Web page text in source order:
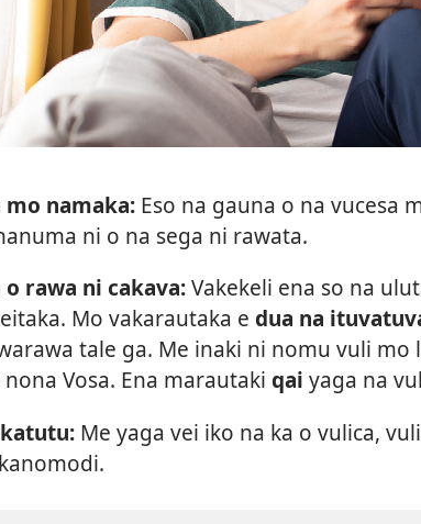
mo namaka: Eso na gauna o na vucesa
ni o na sega ni rawata.
o rawa ni cakava:Vakekeli ena so na
Mo vakarautaka e dua na
tale ga. Me inaki ni nomu vuli mo
nona Vosa. Ena marautaki qai yaga na
Me yaga vei iko na ka o vulica,